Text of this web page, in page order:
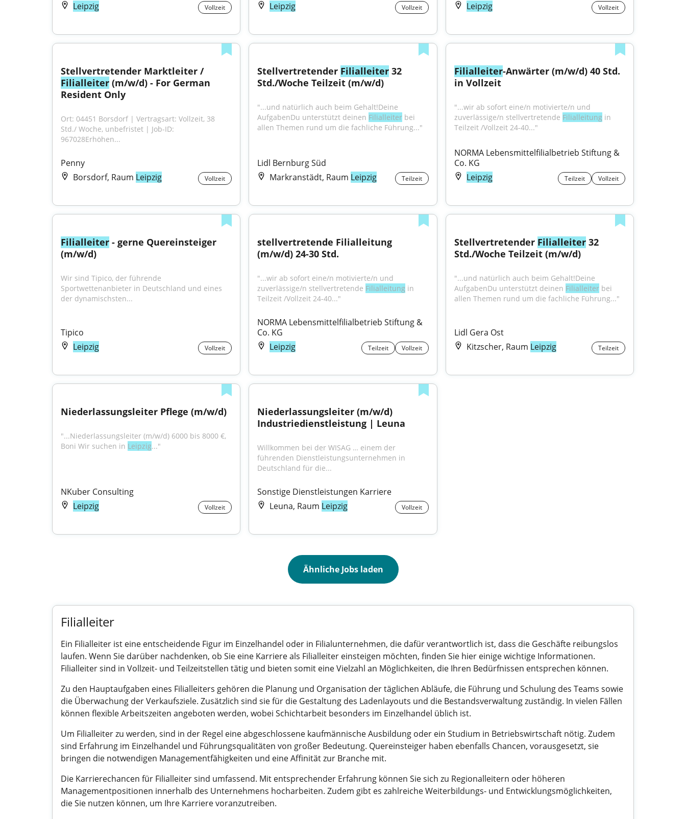
Leipzig
Vollzeit
Leipzig
Vollzeit
Leipzig
Vollzeit
Stellvertretender Marktleiter /
Filialleiter (m/w/d) - For German
Resident Only
Ort: 04451 Borsdorf | Vertragsart: Vollzeit, 38
Std./ Woche, unbefristet | Job-ID:
967028Erhöhen...
Penny
Borsdorf, Raum Leipzig Vollzeit
Stellvertretender Filialleiter 32
Std./Woche Teilzeit (m/w/d)
"...und natürlich auch beim Gehalt!Deine
AufgabenDu unterstützt deinen Filialleiter bei
allen Themen rund um die fachliche Führung..."
Lidl Bernburg Süd
Markranstädt, Raum Leipzig Teilzeit
Filialleiter-Anwärter (m/w/d) 40 Std.
in Vollzeit
"...wir ab sofort eine/n motivierte/n und
zuverlässige/n stellvertretende Filialleitung in
Teilzeit /Vollzeit 24-40..."
NORMA Lebensmittelfilialbetrieb Stiftung &
Co. KG
Leipzig
Teilzeit Vollzeit
Filialleiter - gerne Quereinsteiger
(m/w/d)
Wir sind Tipico, der führende
Sportwettenanbieter in Deutschland und eines
der dynamischsten...
Tipico
Leipzig
Vollzeit
stellvertretende Filialleitung
(m/w/d) 24-30 Std.
"...wir ab sofort eine/n motivierte/n und
zuverlässige/n stellvertretende Filialleitung in
Teilzeit /Vollzeit 24-40..."
NORMA Lebensmittelfilialbetrieb Stiftung &
Co. KG
Leipzig
Teilzeit Vollzeit
Stellvertretender Filialleiter 32
Std./Woche Teilzeit (m/w/d)
"...und natürlich auch beim Gehalt!Deine
AufgabenDu unterstützt deinen Filialleiter bei
allen Themen rund um die fachliche Führung..."
Lidl Gera Ost
Kitzscher, Raum Leipzig Teilzeit
Niederlassungsleiter Pflege (m/w/d)
"...Niederlassungsleiter (m/w/d) 6000 bis 8000 €,
Boni Wir suchen in Leipzig..."
NKuber Consulting
Leipzig
Vollzeit
Niederlassungsleiter (m/w/d)
Industriedienstleistung | Leuna
Willkommen bei der WISAG … einem der
führenden Dienstleistungsunternehmen in
Deutschland für die...
Sonstige Dienstleistungen Karriere
Leuna, Raum Leipzig Vollzeit
Ähnliche Jobs laden
Filialleiter
Ein Filialleiter ist eine entscheidende Figur im Einzelhandel oder in Filialunternehmen, die dafür verantwortlich ist, dass die Geschäfte reibungslos
laufen. Wenn Sie darüber nachdenken, ob Sie eine Karriere als Filialleiter einsteigen möchten, finden Sie hier einige wichtige Informationen.
Filialleiter sind in Vollzeit- und Teilzeitstellen tätig und bieten somit eine Vielzahl an Möglichkeiten, die Ihren Bedürfnissen entsprechen können.
Zu den Hauptaufgaben eines Filialleiters gehören die Planung und Organisation der täglichen Abläufe, die Führung und Schulung des Teams sowie
die Überwachung der Verkaufsziele. Zusätzlich sind sie für die Gestaltung des Ladenlayouts und die Bestandsverwaltung zuständig. In vielen Fällen
können flexible Arbeitszeiten angeboten werden, wobei Schichtarbeit besonders im Einzelhandel üblich ist.
Um Filialleiter zu werden, sind in der Regel eine abgeschlossene kaufmännische Ausbildung oder ein Studium in Betriebswirtschaft nötig. Zudem
sind Erfahrung im Einzelhandel und Führungsqualitäten von großer Bedeutung. Quereinsteiger haben ebenfalls Chancen, vorausgesetzt, sie
bringen die notwendigen Managementfähigkeiten und eine Affinität zur Branche mit.
Die Karrierechancen für Filialleiter sind umfassend. Mit entsprechender Erfahrung können Sie sich zu Regionalleitern oder höheren
Managementpositionen innerhalb des Unternehmens hocharbeiten. Zudem gibt es zahlreiche Weiterbildungs- und Entwicklungsmöglichkeiten,
die Sie nutzen können, um Ihre Karriere voranzutreiben.